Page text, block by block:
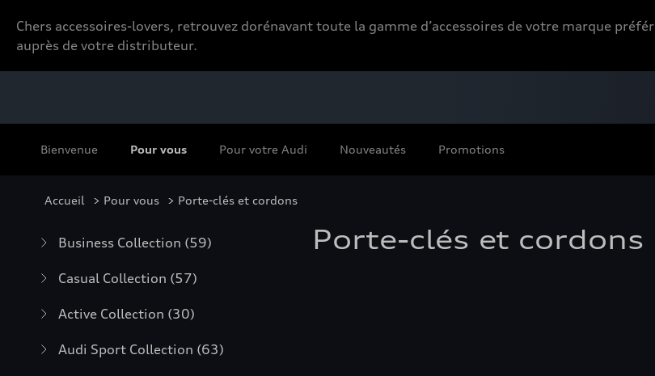
Chers accessoires-lovers, retrouvez dorénavant toute la gamme d’accessoires de votre marque
auprès de votre distributeur.
Bienvenue Pour vous Pour votre Audi Nouveautés Promotions
Accueil > Pour vous > Porte-clés et cordons
Business Collection (59)
Casual Collection (57)
Active Collection (30)
Audi Sport Collection (63)
Porte-clés et cordons